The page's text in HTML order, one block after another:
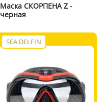
Маска СКОРПЕНА Z -
черная
SEA DELFIN